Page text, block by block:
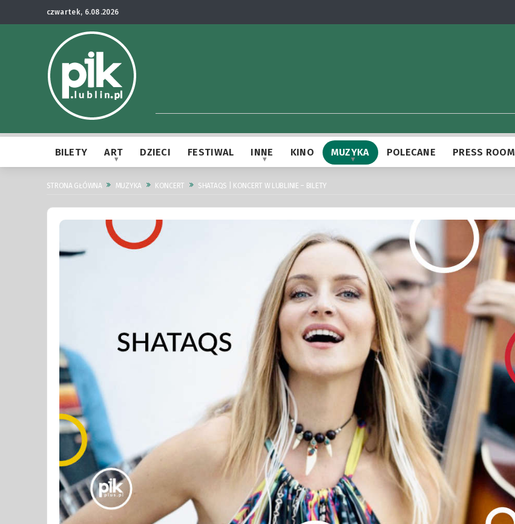
czwartek, 6.08.2026
BILETY ART DZIECI FESTIWAL INNE KINO MUZYKA POLECANE PRESS ROOM
STRONA GŁÓWNA MUZYKA KONCERT SHATAQS | KONCERT W LUBLINIE – BILETY